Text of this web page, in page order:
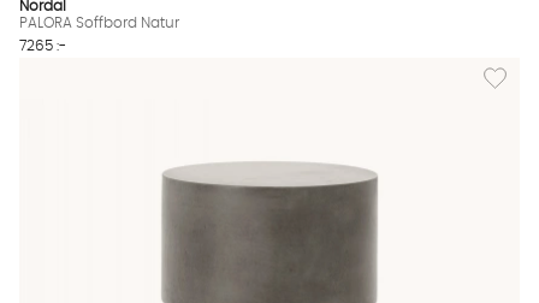
Nordal
PALORA Soffbord Natur
7265 :-
Lägg